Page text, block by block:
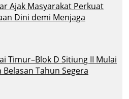
Ajak Masyarakat Perkuat
Dini demi Menjaga
Timur–Blok D Sitiung II Mulai
Tahun Segera